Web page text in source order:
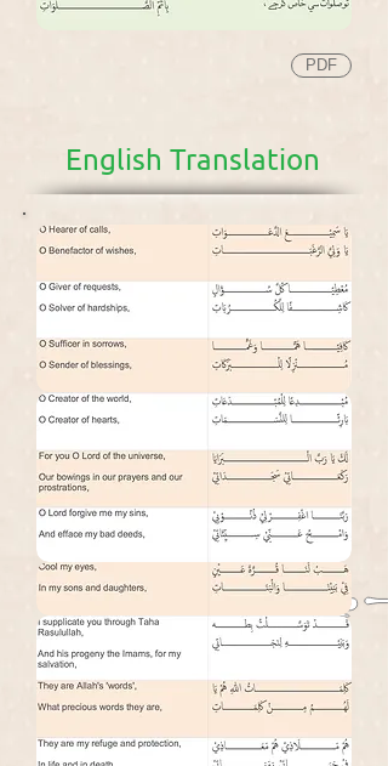
PDF
English Translation